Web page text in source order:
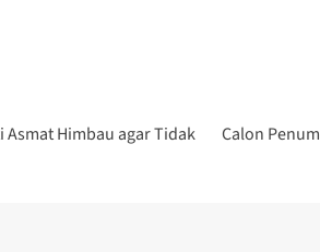
Asmat Himbau agar Tidak
Calon